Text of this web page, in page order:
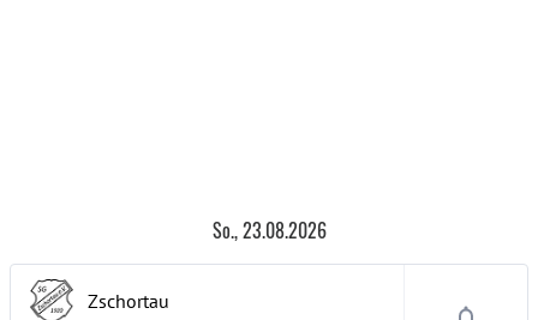
So., 23.08.2026
Zschortau